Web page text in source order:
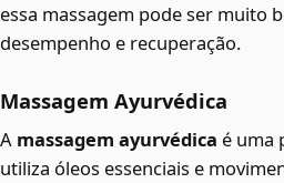
essa massagem pode ser muito
desempenho e recuperação.
Massagem Ayurvédica
A massagem ayurvédica é uma
utiliza óleos essenciais e